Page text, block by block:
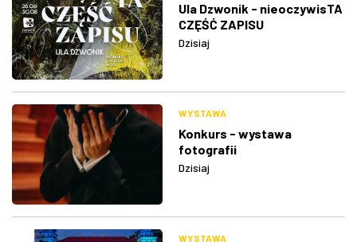
Ula Dzwonik - nieoczywisTA
CZĘŚĆ ZAPISU
Dzisiaj
WYSTAWA
Konkurs - wystawa
fotografii
Dzisiaj
WYSTAWA